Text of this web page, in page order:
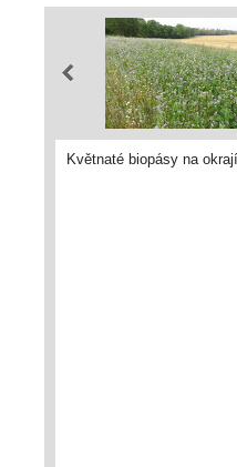
Květnaté biopásy na